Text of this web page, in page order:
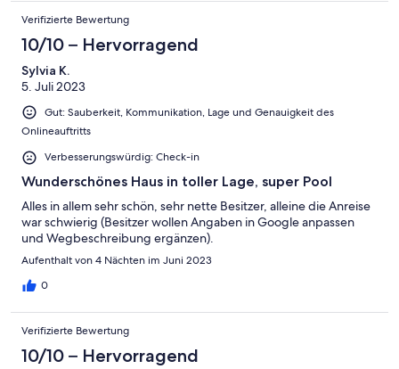
Verifizierte Bewertung
10/10 – Hervorragend
Sylvia K.
5. Juli 2023
Gut: Sauberkeit, Kommunikation, Lage und Genauigkeit des
Onlineauftritts
Verbesserungswürdig: Check-in
Wunderschönes Haus in toller Lage, super Pool
Alles in allem sehr schön, sehr nette Besitzer, alleine die Anreise
war schwierig (Besitzer wollen Angaben in Google anpassen
und Wegbeschreibung ergänzen).
Aufenthalt von 4 Nächten im Juni 2023
0
Verifizierte Bewertung
10/10 – Hervorragend